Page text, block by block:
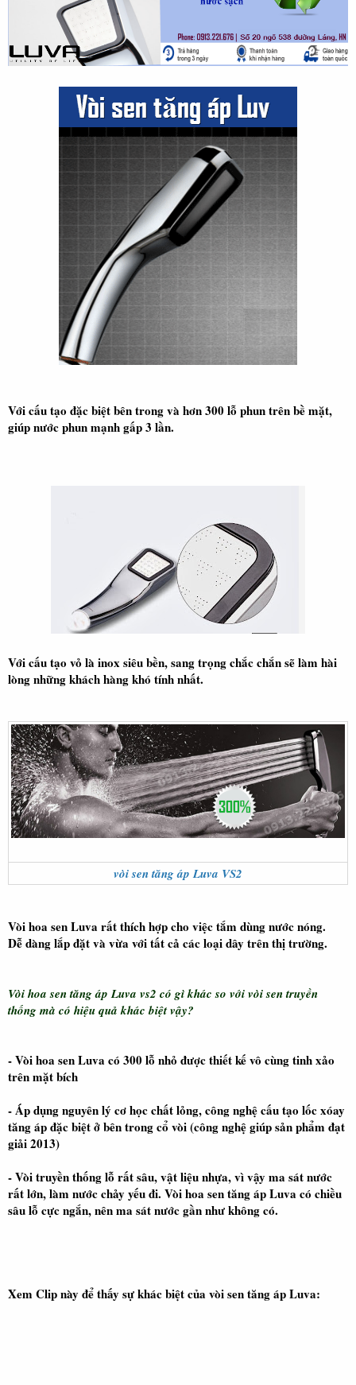
Với cấu tạo đặc biệt bên trong và hơn 300 lỗ phun trên bề mặt,
giúp nước phun mạnh gấp 3 lần.
Với cấu tạo vỏ là inox siêu bền, sang trọng chắc chắn sẽ làm hài
lòng những khách hàng khó tính nhất.
vòi sen tăng áp Luva VS2
Vòi hoa sen Luva rất thích hợp cho việc tắm dùng nước nóng.
Dễ dàng lắp đặt và vừa với tất cả các loại dây trên thị trường.
Vòi hoa sen tăng áp Luva vs2 có gì khác so với vòi sen truyền
thống mà có hiệu quả khác biệt vậy?
- Vòi hoa sen Luva có 300 lỗ nhỏ được thiết kế vô cùng tinh xảo
trên mặt bích
- Áp dụng nguyên lý cơ học chất lỏng, công nghệ cấu tạo lốc xóay
tăng áp đặc biệt ở bên trong cổ vòi (công nghệ giúp sản phẩm đạt
giải 2013)
- Vòi truyền thống lỗ rất sâu, vật liệu nhựa, vì vậy ma sát nước
rất lớn, làm nước chảy yếu đi. Vòi hoa sen tăng áp Luva có chiều
sâu lỗ cực ngắn, nên ma sát nước gần như không có.
Xem Clip này để thấy sự khác biệt của vòi sen tăng áp Luva: